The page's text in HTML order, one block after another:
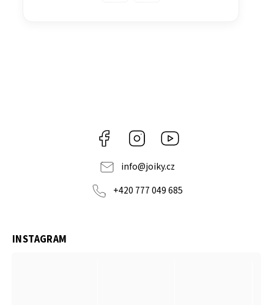
Facebook Instagram
info@joiky.cz
+420 777 049 685
INSTAGRAM